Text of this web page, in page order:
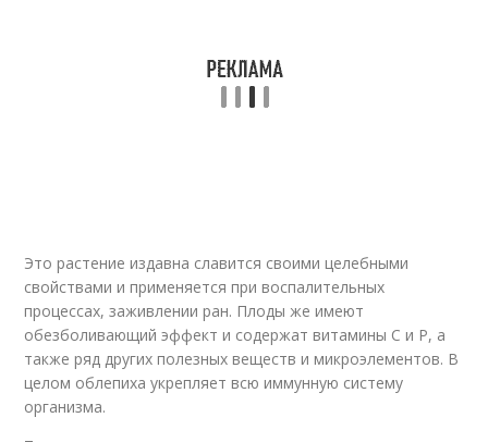
Это растение издавна славится своими целебными
свойствами и применяется при воспалительных
процессах, заживлении ран. Плоды же имеют
обезболивающий эффект и содержат витамины С и Р, а
также ряд других полезных веществ и микроэлементов. В
целом облепиха укрепляет всю иммунную систему
организма.